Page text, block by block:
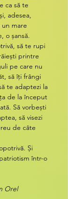
ca să te
adesea,
mare
o șansă.
să te rupi
printre
pe care nu
să îți frângi
te adaptezi la
de la început
Să vorbești
să visezi
de câte
Și
într-o
Orel